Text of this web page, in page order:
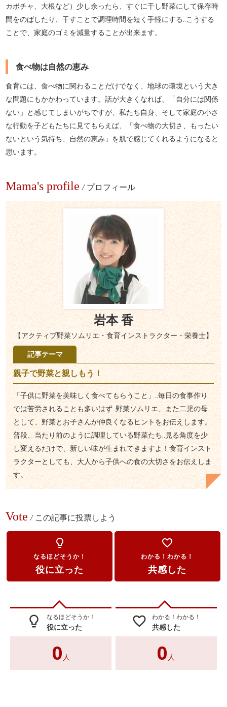
カボチャ、大根など）少し余ったら、すぐに干し野菜にして保存時
間をのばしたり、干すことで調理時間を短く手軽にする‥こうする
ことで、家庭のゴミを減量することが出来ます。
食べ物は自然の恵み
食育には、食べ物に関わることだけでなく、地球の環境という大き
な問題にもかかわっています。話が大きくなれば、「自分には関係
ない」と感じてしまいがちですが、私たち自身、そして家庭の小さ
な行動を子どもたちに見てもらえば、「食べ物の大切さ、もったい
ないという気持ち、自然の恵み」を肌で感じてくれるようになると
思います。
Mama's profile / プロフィール
岩本 香
【アクティブ野菜ソムリエ・食育インストラクター・栄養士】
記事テーマ
親子で野菜と親しもう！
「子供に野菜を美味しく食べてもらうこと」‥毎日の食事作り
では苦労されることも多いはず‥野菜ソムリエ、また二児の母
として、野菜とお子さんが仲良くなるヒントをお伝えします。
普段、当たり前のように調理している野菜たち‥見る角度を少
し変えるだけで、新しい味が生まれてきますよ！食育インスト
ラクターとしても、大人から子供への食の大切さをお伝えしま
す。
Vote / この記事に投票しよう
lightbulb_outline
なるほどそうか！
役に立った
favorite_border
わかる！わかる！
共感した
lightbulb_outline なるほどそうか！
役に立った
0 人
favorite_border わかる！わかる！
共感した
0 人